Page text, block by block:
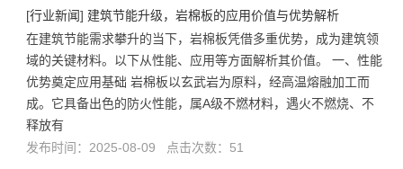
[行业新闻] 建筑节能升级，岩棉板的应用价值与优势解析
在建筑节能需求攀升的当下，岩棉板凭借多重优势，成为建筑领
域的关键材料。以下从性能、应用等方面解析其价值。 一、性能
优势奠定应用基础 岩棉板以玄武岩为原料，经高温熔融加工而
成。它具备出色的防火性能，属A级不燃材料，遇火不燃烧、不
释放有
发布时间：2025-08-09 点击次数：51